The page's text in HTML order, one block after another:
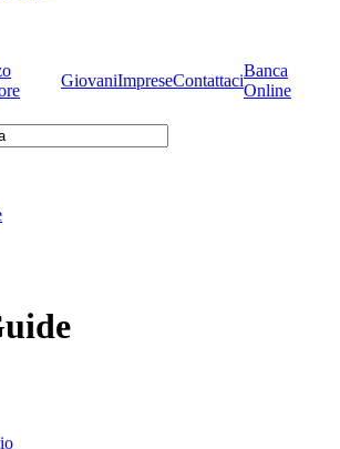
GiovaniImpreseContattaci
Banca
Online